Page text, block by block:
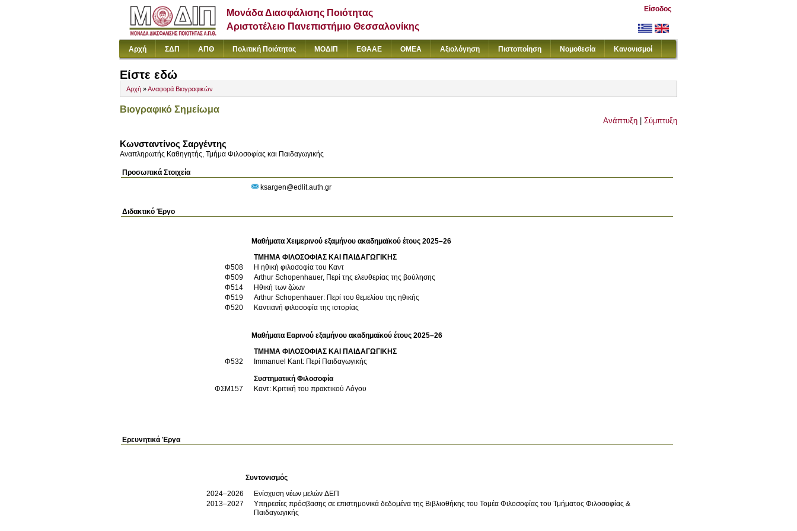
Μονάδα Διασφάλισης Ποιότητας
Αριστοτέλειο Πανεπιστήμιο Θεσσαλονίκης
Είσοδος
Αρχή ΣΔΠ ΑΠΘ Πολιτική Ποιότητας ΜΟΔΙΠ ΕΘΑΑΕ ΟΜΕΑ Αξιολόγηση Πιστοποίηση Νομοθεσία Κανονισμοί
Είστε εδώ
Αρχή »Αναφορά Βιογραφικών
Βιογραφικό Σημείωμα
Ανάπτυξη Σύμπτυξη
Κωνσταντίνος Σαργέντης
Αναπληρωτής Καθηγητής, Τμήμα Φιλοσοφίας και Παιδαγωγικής
Προσωπικά Στοιχεία
ksargen@edlit.auth.gr
Διδακτικό Έργο
Μαθήματα Χειμερινού εξαμήνου ακαδημαϊκού έτους 2025–26
ΤΜΗΜΑ ΦΙΛΟΣΟΦΙΑΣ ΚΑΙ ΠΑΙΔΑΓΩΓΙΚΗΣ
Φ508
Η ηθική φιλοσοφία του Καντ
Φ509
Arthur Schopenhauer, Περί της ελευθερίας της βούλησης
Φ514
Ηθική των ζώων
Φ519
Arthur Schopenhauer: Περί του θεμελίου της ηθικής
Φ520
Καντιανή φιλοσοφία της ιστορίας
Μαθήματα Εαρινού εξαμήνου ακαδημαϊκού έτους 2025–26
ΤΜΗΜΑ ΦΙΛΟΣΟΦΙΑΣ ΚΑΙ ΠΑΙΔΑΓΩΓΙΚΗΣ
Φ532
Immanuel Kant: Περί Παιδαγωγικής
Συστηματική Φιλοσοφία
ΦΣΜ157
Καντ: Κριτική του πρακτικού Λόγου
Ερευνητικά Έργα
Συντονισμός
2024–2026
Ενίσχυση νέων μελών ΔΕΠ
2013–2027
Υπηρεσίες πρόσβασης σε επιστημονικά δεδομένα της Βιβλιοθήκης του Τομέα Φιλοσοφίας του Τμήματος Φιλοσοφίας &
Παιδαγωγικής